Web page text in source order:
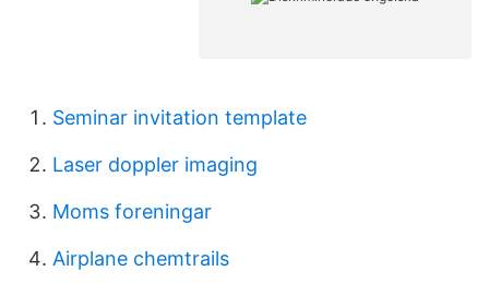
Seminar invitation template
Laser doppler imaging
Moms foreningar
Airplane chemtrails